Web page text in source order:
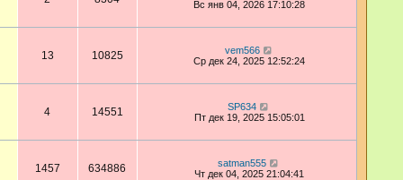
Вс янв 04, 2026 17:10:28
13 10825
vem566
Ср дек 24, 2025 12:52:24
4 14551
SP634
Пт дек 19, 2025 15:05:01
1457 634886
satman555
Чт дек 04, 2025 21:04:41